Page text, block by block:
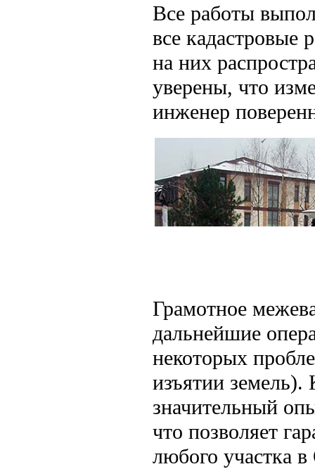
Все работы
все кадастровые
на них
уверены, что
инженер
Грамотное
дальнейшие
некоторых
изъятии
значительный
что позволяет
любого участка